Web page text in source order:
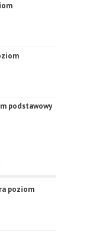
podstawowy
poziom